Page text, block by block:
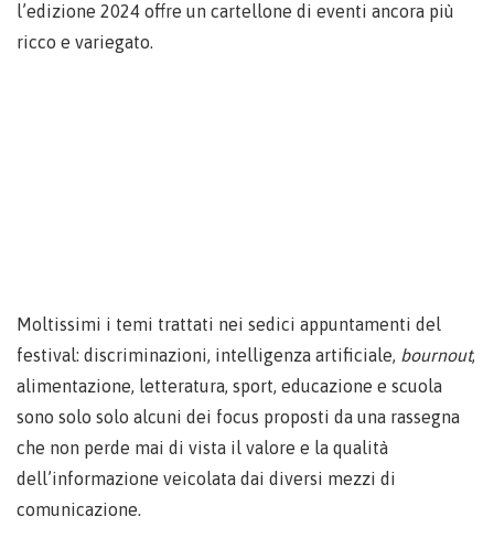
l’edizione 2024 offre un cartellone di eventi ancora più
ricco e variegato.
Moltissimi i temi trattati nei sedici appuntamenti del
festival: discriminazioni, intelligenza artificiale, bournout,
alimentazione, letteratura, sport, educazione e scuola
sono solo solo alcuni dei focus proposti da una rassegna
che non perde mai di vista il valore e la qualità
dell’informazione veicolata dai diversi mezzi di
comunicazione.